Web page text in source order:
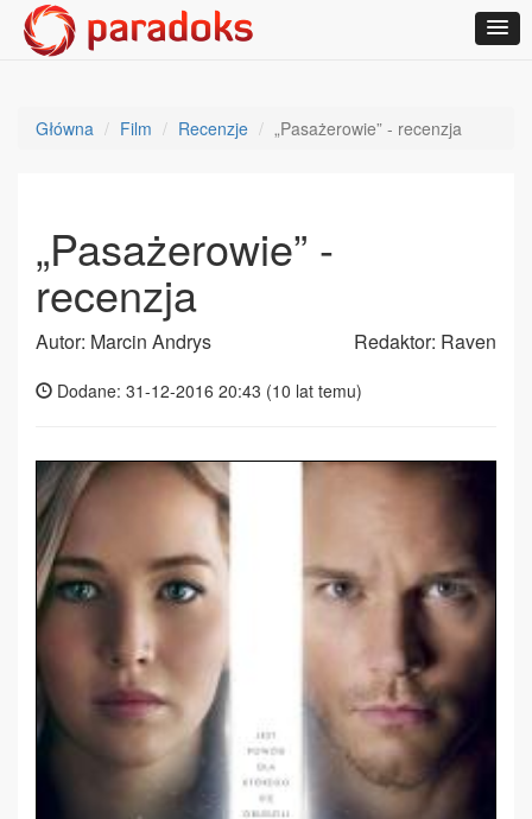
Główna Film Recenzje „Pasażerowie” - recenzja
„Pasażerowie” -
recenzja
Autor: Marcin Andrys Redaktor: Raven
Dodane: 31-12-2016 20:43 (10 lat temu)